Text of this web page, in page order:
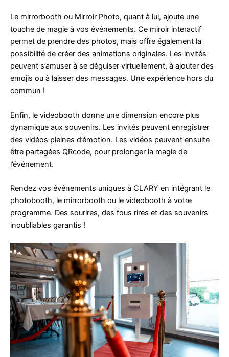
Le mirrorbooth ou Mirroir Photo, quant à lui, ajoute une
touche de magie à vos événements. Ce miroir interactif
permet de prendre des photos, mais offre également la
possibilité de créer des animations originales. Les invités
peuvent s’amuser à se déguiser virtuellement, à ajouter des
emojis ou à laisser des messages. Une expérience hors du
commun !
Enfin, le videobooth donne une dimension encore plus
dynamique aux souvenirs. Les invités peuvent enregistrer
des vidéos pleines d’émotion. Les vidéos peuvent ensuite
être partagées QRcode, pour prolonger la magie de
l’événement.
Rendez vos événements uniques à CLARY en intégrant le
photobooth, le mirrorbooth ou le videobooth à votre
programme. Des sourires, des fous rires et des souvenirs
inoubliables garantis !